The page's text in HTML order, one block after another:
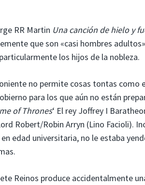
RR Martin Una canción de hielo y
que son «casi hombres
los hijos de la nobleza.
no permite cosas tontas como
para los que aún no están
of Thrones‘ El rey Joffrey I
Robert/Robin Arryn (Lino Facioli).
edad universitaria, no le estaba
Reinos produce accidentalmente